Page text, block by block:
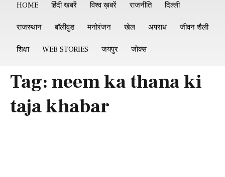
HOME हिंदी खबरें विश्व ख़बरें राजनीति दिल्ली
राजस्थान बॉलीवुड मनोरंजन खेल अपराध जीवन शैली
शिक्षा WEB STORIES जयपुर जोक्स
Tag: neem ka thana ki
taja khabar